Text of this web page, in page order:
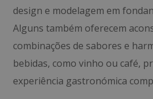
design e modelagem em
Alguns também oferecem
combinações de sabores e
bebidas, como vinho ou café,
experiência gastronómica